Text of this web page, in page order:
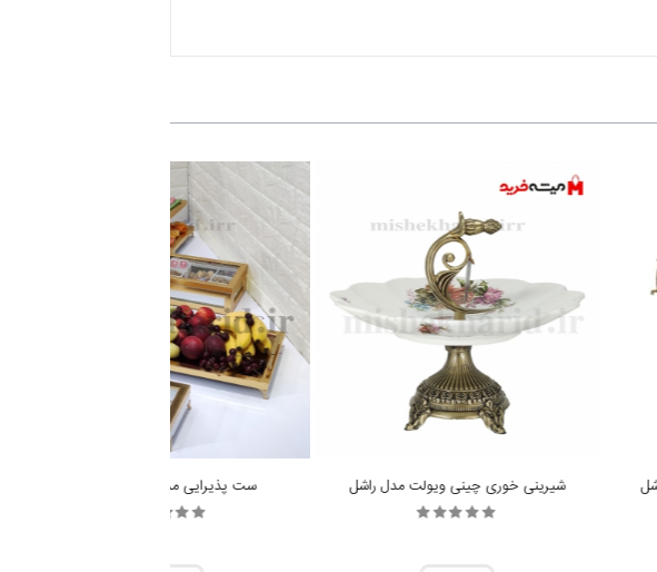
شیرینی خوری چینی ویولت مدل راشل ست پذیرایی مدل نیلوفر طلایی